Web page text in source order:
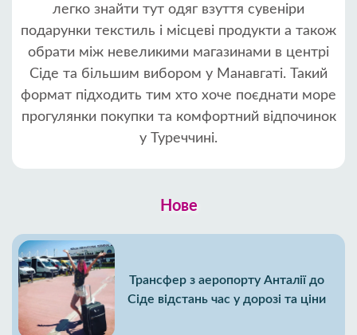
легко знайти тут одяг взуття сувеніри
подарунки текстиль і місцеві продукти а також
обрати між невеликими магазинами в центрі
Сіде та більшим вибором у Манавгаті. Такий
формат підходить тим хто хоче поєднати море
прогулянки покупки та комфортний відпочинок
у Туреччині.
Нове
Трансфер з аеропорту Анталії до
Сіде відстань час у дорозі та ціни